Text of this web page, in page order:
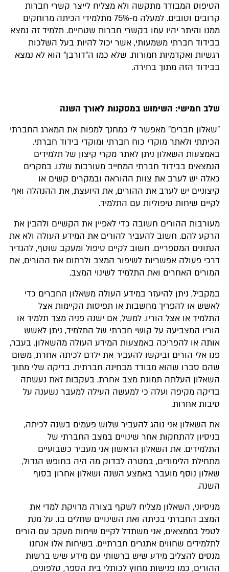
הטיפוס המבודד מתקשה ולא מצליח לייצר קשרי חברות
קרובים וטובים. למעלה מ-75% מתלמידי הכיתה מרוחקים
ממנו והיתר יהיו עמו בקשרי חברות שטחיים. תלמיד זה נמצא
בבידוד חברתי משמעותי, אשר יכול להיות בעל השלכות
רגשיות ואקדמיות חמורות. שלא כמו ה"דורבן" הוא לא נמצא
בבידוד הזה מתוך בחירה.
שלב חמישי: השימוש במסקנות לאורך השנה
"שאלון חברים" מאפשר לי כמחנך למפות את המארג החברתי
הכיתתי ולאתר מוקדי כוח חברתי ומוקדי בידוד חברתי.
באמצעות השאלון ניתן לאתר מקרי קיצון של תלמידים
הנמצאים בבידוד חברתי המחייב מעורבות שלנו. במקרים
כאלה יש לערב את צוות ההוראה ובמקרים קשים או
קיצוניים יש לערב את ההורים, את היועצת, את ההנהלה ואף
לקיים שיחות טיפוליות עם התלמיד.
מעורבות ההורים חשובה כדי לאפיין את הקשיים ולהבין את
הרקע להם. חשוב להעביר להורים את המידע העולה ולא את
הנתונים המספריים. חשוב לקיים טיפול ומעקב שוטף, להגדיר
דרכי פעולה אפשריות לשיפור המצב ולרתום את ההורים, את
המורים האחרים ואת התלמיד לשינוי המצב.
במקביל, ניתן להיעזר במידע העולה משאלון החברים כדי
לאשש או להפריך מחשבות או תפיסות הקיימות אצל
התלמיד או אצל הוריו. למשל, אם ישנה פניה מצד תלמיד או
הוריו המצביעה על קושי חברתי של התלמיד, ניתן לאשש
אותה או להפריכה באמצעות המידע העולה מהשאלון. בעבר,
פנו אלי הורים וביקשו להעביר את ילדם לכיתה אחרת, משום
שהם סברו שהוא מבודד מבחינה חברתית. בדיקה שלי מתוך
השאלון העלתה תמונת מצב אחרת. בעקבות זאת נעשתה
בדיקה מקיפה ועלה כי למעשה העילה למעבר נשענה על
סיבות אחרות.
את השאלון אני נוהג להעביר שלוש פעמים בשנה לכיתה,
בניסיון להתחקות אחר שינויים במצב החברתי של
התלמידים. את השאלון הראשון אני מעביר כשבועיים
מתחילת הלימודים, במטרה לבדוק מה היה בחופש הגדול,
שאלון נוסף מועבר באמצע השנה ושאלון אחרון בסוף
השנה.
מניסיוני, השאלון מצליח לשקף בצורה מדויקת למדי את
המצב החברתי בכיתה ואת השינויים שחלים בו. על מנת
לטפל בממצאים, אני משתדל לקיים שיחות מעקב עם הורים
לתלמידים שחווים אתגרים חברתיים. בשיחות אלו אנחנו
מנסים להצליב מידע שיש ברשותי עם מידע שיש ברשות
ההורים, כמו פגישות מחוץ לכותלי בית הספר, טלפונים,